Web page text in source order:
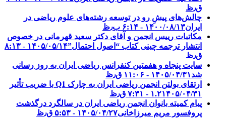
ق٫ظ
چالش‌های پیشِ رو در توسعه رشته‌های علوم ریاضی در
ایران۱۴۰۰/۰۸/۱۳ - ۶:۱۴ ب٫ظ
مکاتبات رییس انجمن و آقای دکتر سعید قهرمانی در خصوص
انتشار ترجمه چینی کتاب “اصول احتمال”
۱۴۰۵/۰۵/۱۴ - ۸:۱۳
ق٫ظ
سایت پنجاه و هفمتین کنفرانس ریاضی ایران به روز رسانی
شد۱۴۰۵/۰۴/۳۱ - ۱۱:۰۶ ق٫ظ
ارتقای بولتن انجمن ریاضی ایران به چارک Q1 با ضریب تأثیر
۱.۲۱۴۰۵/۰۴/۳۱ - ۷:۳۱ ق٫ظ
پیام کمیته بانوان انجمن ریاضی ایران در سالگرد درگذشت
پروفسور مریم میرزاخانی۱۴۰۵/۰۴/۲۷ - ۵:۵۳ ق٫ظ